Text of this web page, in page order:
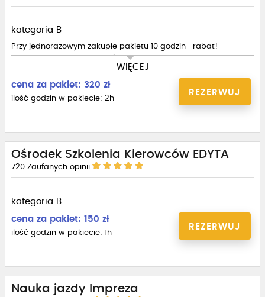
kategoria B
WIĘCEJ
Przy jednorazowym zakupie pakietu 10 godzin- rabat!
Łącznie za 10 godzin 1 400zł
cena za pakiet: 320 zł
ilość godzin w pakiecie: 2h
REZERWUJ
Ośrodek Szkolenia Kierowców EDYTA
720 Zaufanych opinii
kategoria B
cena za pakiet: 150 zł
ilość godzin w pakiecie: 1h
REZERWUJ
Nauka jazdy Impreza